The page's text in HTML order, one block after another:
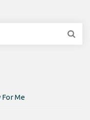
For Me